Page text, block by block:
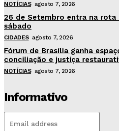
NOTÍCIAS agosto 7, 2026
26 de Setembro entra na rota
sábado
CIDADES agosto 7, 2026
Fórum de Brasília ganha
conciliação e justiça
NOTÍCIAS agosto 7, 2026
Informativo